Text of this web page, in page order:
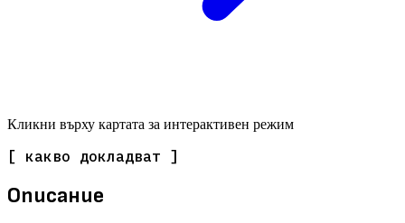
Кликни върху картата за интерактивен режим
[ какво докладват ]
Описание